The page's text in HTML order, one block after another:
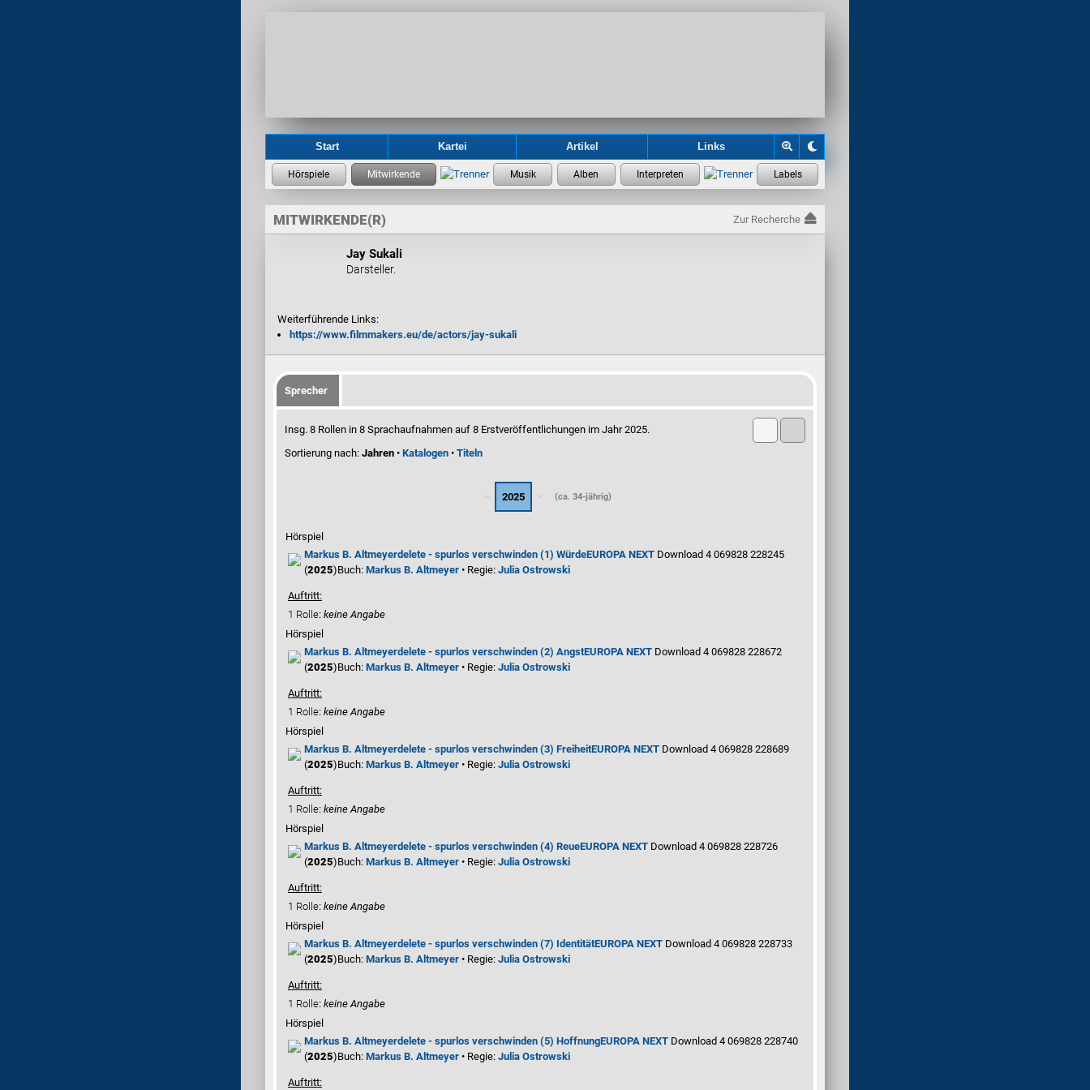
Start Kartei Artikel Links
MITWIRKENDE(R) Zur Recherche
Jay Sukali
Darsteller.
Weiterführende Links:
https://www.filmmakers.eu/de/actors/jay-sukali
Sprecher
Insg. 8 Rollen in 8 Sprachaufnahmen auf 8 Erstveröffentlichungen im Jahr 2025.
Sortierung nach: Jahren • Katalogen • Titeln
2025 (ca. 34-jährig)
Hörspiel
Markus B. Altmeyerdelete - spurlos verschwinden (1) WürdeEUROPA NEXT Download 4 069828 228245
(2025)Buch: Markus B. Altmeyer • Regie: Julia Ostrowski
Auftritt:
1 Rolle: keine Angabe
Hörspiel
Markus B. Altmeyerdelete - spurlos verschwinden (2) AngstEUROPA NEXT Download 4 069828 228672
(2025)Buch: Markus B. Altmeyer • Regie: Julia Ostrowski
Auftritt:
1 Rolle: keine Angabe
Hörspiel
Markus B. Altmeyerdelete - spurlos verschwinden (3) FreiheitEUROPA NEXT Download 4 069828 228689
(2025)Buch: Markus B. Altmeyer • Regie: Julia Ostrowski
Auftritt:
1 Rolle: keine Angabe
Hörspiel
Markus B. Altmeyerdelete - spurlos verschwinden (4) ReueEUROPA NEXT Download 4 069828 228726
(2025)Buch: Markus B. Altmeyer • Regie: Julia Ostrowski
Auftritt:
1 Rolle: keine Angabe
Hörspiel
Markus B. Altmeyerdelete - spurlos verschwinden (7) IdentitätEUROPA NEXT Download 4 069828 228733
(2025)Buch: Markus B. Altmeyer • Regie: Julia Ostrowski
Auftritt:
1 Rolle: keine Angabe
Hörspiel
Markus B. Altmeyerdelete - spurlos verschwinden (5) HoffnungEUROPA NEXT Download 4 069828 228740
(2025)Buch: Markus B. Altmeyer • Regie: Julia Ostrowski
Auftritt: